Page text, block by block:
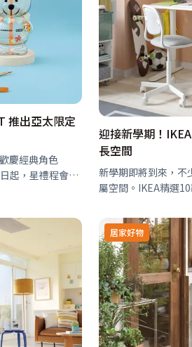
推出亞太限定
慶經典角色
起，星禮程會員
迎接新學期！
長空間
新學期即將到來，不
屬空間。IKEA精選
工作桌、提供良好…
居家好物